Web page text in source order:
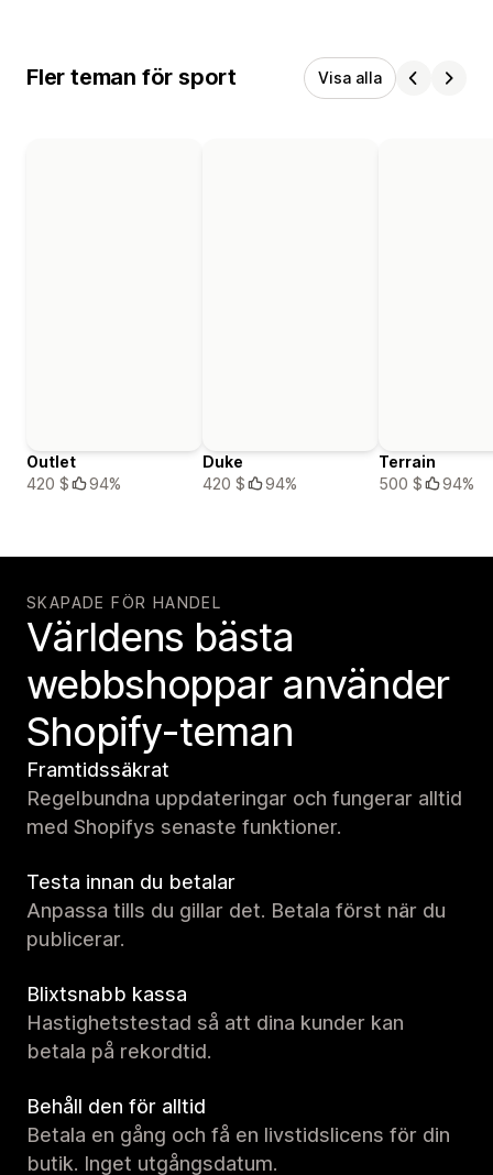
Fler teman för sport Visa alla
Outlet
420 $
94%
Duke
420 $
94%
Terrain
500 $
94%
SKAPADE FÖR HANDEL
Världens bästa
webbshoppar använder
Shopify-teman
Framtidssäkrat
Regelbundna uppdateringar och fungerar alltid
med Shopifys senaste funktioner.
Testa innan du betalar
Anpassa tills du gillar det. Betala först när du
publicerar.
Blixtsnabb kassa
Hastighetstestad så att dina kunder kan
betala på rekordtid.
Behåll den för alltid
Betala en gång och få en livstidslicens för din
butik. Inget utgångsdatum.